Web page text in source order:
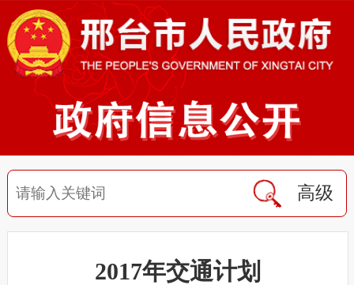
高级
2017年交通计划